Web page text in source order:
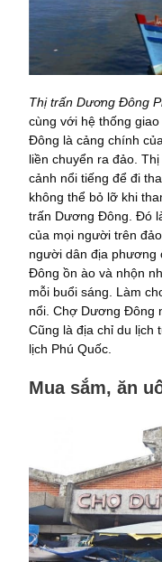
Thị trấn Dương Đông
cùng với hệ thống
Đông là cảng chính
liền chuyển ra đảo.
cảnh nổi tiếng để đi
không thể bỏ lỡ khi
trấn Dương Đông. Đó
của mọi người trên
người dân địa phương
Đông ồn ào và nhộn
mỗi buổi sáng. Làm
nổi. Chợ Dương Đông
Cũng là địa chỉ du lịch
lịch Phú Quốc.
Mua sắm, ăn